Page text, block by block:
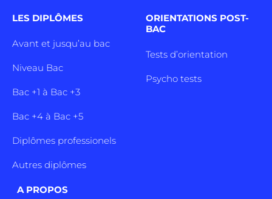
LES DIPLÔMES
Avant et jusqu’au bac
Niveau Bac
Bac +1 à Bac +3
Bac +4 à Bac +5
Diplômes professionels
Autres diplômes
ORIENTATIONS POST-
BAC
Tests d’orientation
Psycho tests
A PROPOS